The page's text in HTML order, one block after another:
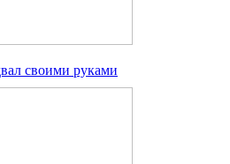
своими руками